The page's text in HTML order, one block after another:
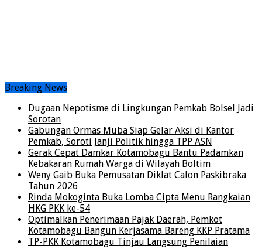
Breaking News
Dugaan Nepotisme di Lingkungan Pemkab Bolsel Jadi
Sorotan
Gabungan Ormas Muba Siap Gelar Aksi di Kantor
Pemkab, Soroti Janji Politik hingga TPP ASN
Gerak Cepat Damkar Kotamobagu Bantu Padamkan
Kebakaran Rumah Warga di Wilayah Boltim
Weny Gaib Buka Pemusatan Diklat Calon Paskibraka
Tahun 2026
Rinda Mokoginta Buka Lomba Cipta Menu Rangkaian
HKG PKK ke-54
Optimalkan Penerimaan Pajak Daerah, Pemkot
Kotamobagu Bangun Kerjasama Bareng KKP Pratama
TP-PKK Kotamobagu Tinjau Langsung Penilaian